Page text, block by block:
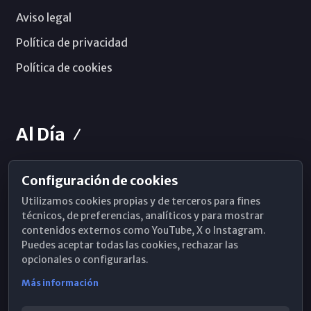
Aviso legal
Política de privacidad
Política de cookies
Al Día
Horarios de Misa
Hemeroteca
WhatsApp
Configuración de cookies
Utilizamos cookies propias y de terceros para fines
técnicos, de preferencias, analíticos y para mostrar
contenidos externos como YouTube, X o Instagram.
Puedes aceptar todas las cookies, rechazar las
opcionales o configurarlas.
Más información